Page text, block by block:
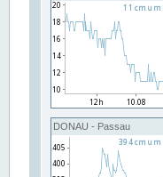
DONAU - Passau